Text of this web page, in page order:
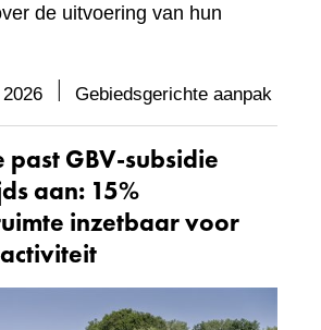
de uitvoering van hun
Gebiedsgerichte aanpak
past GBV-subsidie
aan: 15%
inzetbaar voor